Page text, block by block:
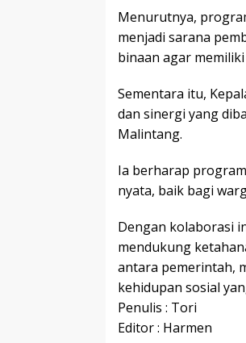
Menurutnya,
menjadi sarana
binaan agar
Sementara itu,
dan sinergi yang
Malintang.
Ia berharap
nyata, baik bagi
Dengan kolaborasi
mendukung
antara pemerintah,
kehidupan sosial
Penulis : Tori
Editor : Harmen